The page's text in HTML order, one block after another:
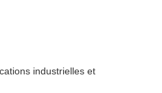
industrielles et